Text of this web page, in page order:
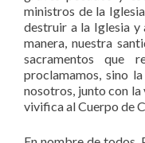
ministros de la
destruir a la Iglesia y
manera, nuestra
sacramentos que
proclamamos, sino
nosotros, junto con la
vivifica al Cuerpo de